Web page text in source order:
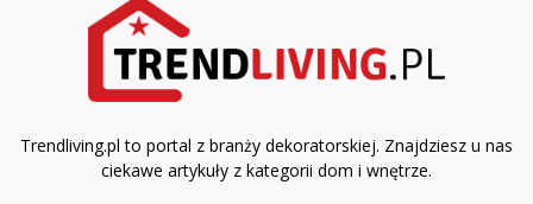
Trendliving.pl to portal z branży dekoratorskiej. Znajdziesz u nas
ciekawe artykuły z kategorii dom i wnętrze.